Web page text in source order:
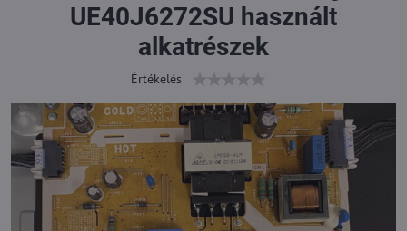
UE40J6272SU használt
alkatrészek
Értékelés